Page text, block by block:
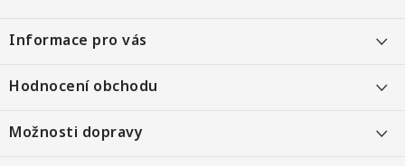
á
p
a
Informace pro vás
Objednání po telefonu
Kontaktní formulář
Hodnocení obchodu
Heureka 99 %
Možnosti dopravy